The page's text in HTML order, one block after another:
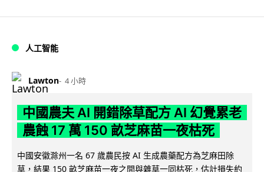
人工智能
Lawton 4 小時
中國農夫 AI 開錯除草配方 AI 幻覺累老
農蝕 17 萬 150 畝芝麻苗一夜枯死
中國安徽滁州一名 67 歲農民按 AI 生成農藥配方為芝麻田除
草，結果 150 畝芝麻苗一夜之間與雜草一同枯死，估計損失約